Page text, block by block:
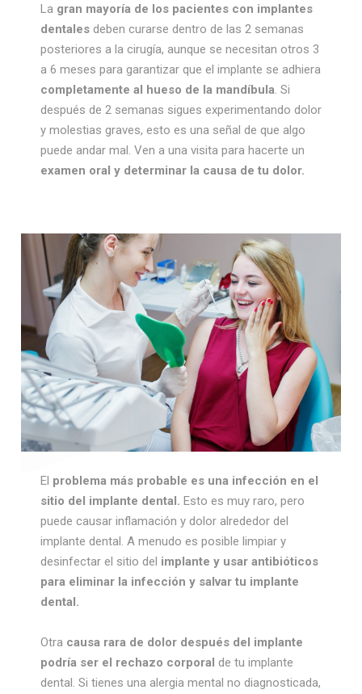
La gran mayoría de los pacientes con implantes
dentales deben curarse dentro de las 2 semanas
posteriores a la cirugía, aunque se necesitan otros 3
a 6 meses para garantizar que el implante se adhiera
completamente al hueso de la mandíbula. Si
después de 2 semanas sigues experimentando dolor
y molestias graves, esto es una señal de que algo
puede andar mal. Ven a una visita para hacerte un
examen oral y determinar la causa de tu dolor.
El problema más probable es una infección en el
sitio del implante dental. Esto es muy raro, pero
puede causar inflamación y dolor alrededor del
implante dental. A menudo es posible limpiar y
desinfectar el sitio del implante y usar antibióticos
para eliminar la infección y salvar tu implante
dental.
Otra causa rara de dolor después del implante
podría ser el rechazo corporal de tu implante
dental. Si tienes una alergia mental no diagnosticada,